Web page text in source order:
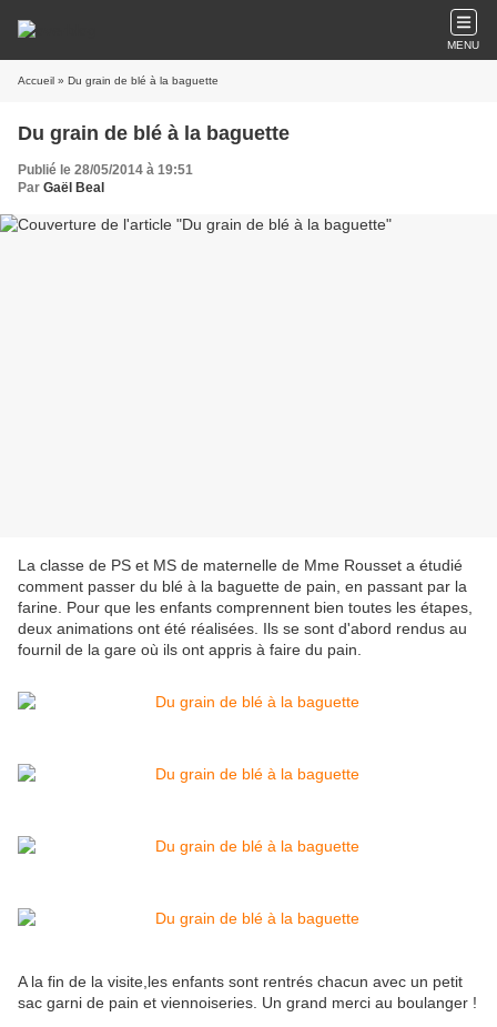
MENU
Accueil » Du grain de blé à la baguette
Du grain de blé à la baguette
Publié le 28/05/2014 à 19:51
Par Gaël Beal
La classe de PS et MS de maternelle de Mme Rousset a étudié
comment passer du blé à la baguette de pain, en passant par la
farine. Pour que les enfants comprennent bien toutes les étapes,
deux animations ont été réalisées. Ils se sont d'abord rendus au
fournil de la gare où ils ont appris à faire du pain.
A la fin de la visite,les enfants sont rentrés chacun avec un petit
sac garni de pain et viennoiseries. Un grand merci au boulanger !